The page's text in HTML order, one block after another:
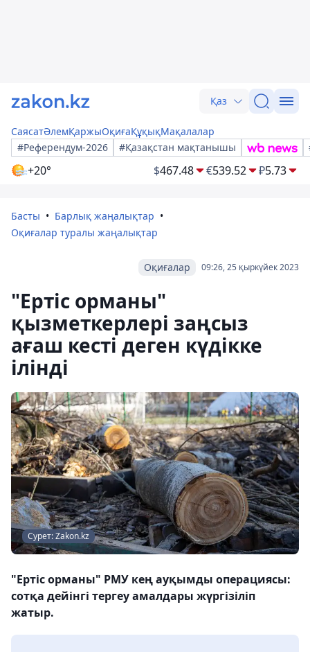
Қаз
СаясатӘлемҚаржыОқиғаҚұқықМақалалар
#Референдум-2026
#Қазақстан мақтанышы
+20° $467.48 €539.52 ₽5.73
Басты
Барлық жаңалықтар
Оқиғалар туралы жаңалықтар
09:26, 25 қыркүйек 2023
Оқиғалар
"Ертіс орманы"
қызметкерлері заңсыз
ағаш кесті деген күдікке
ілінді
Сурет: Zakon.kz
"Ертіс орманы" РМУ кең ауқымды операциясы:
сотқа дейінгі тергеу амалдары жүргізіліп
жатыр.